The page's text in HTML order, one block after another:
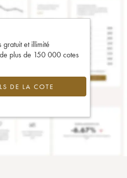
gratuit et illimité
plus de 150 000 cotes
DE LA COTE